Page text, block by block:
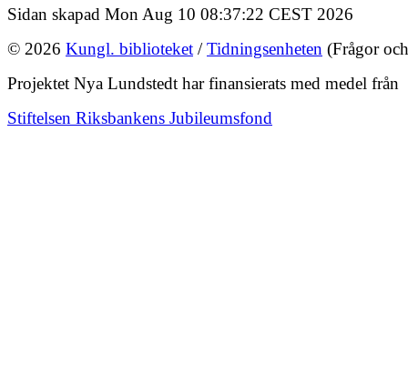
Sidan skapad Mon Aug 10 08:37:22 CEST 2026
© 2026 Kungl. biblioteket /Tidningsenheten (Frågor
Projektet Nya Lundstedt har finansierats med medel från
Stiftelsen Riksbankens Jubileumsfond